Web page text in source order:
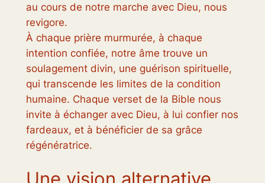
au cours de notre marche avec Dieu, nous
revigore.
À chaque prière murmurée, à chaque
intention confiée, notre âme trouve un
soulagement divin, une guérison spirituelle,
qui transcende les limites de la condition
humaine. Chaque verset de la Bible nous
invite à échanger avec Dieu, à lui confier nos
fardeaux, et à bénéficier de sa grâce
régénératrice.